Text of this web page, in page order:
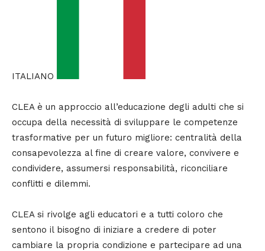
ITALIANO
CLEA è un approccio all’educazione degli adulti che si
occupa della necessità di sviluppare le competenze
trasformative per un futuro migliore: centralità della
consapevolezza al fine di creare valore, convivere e
condividere, assumersi responsabilità, riconciliare
conflitti e dilemmi.
CLEA si rivolge agli educatori e a tutti coloro che
sentono il bisogno di iniziare a credere di poter
cambiare la propria condizione e partecipare ad una